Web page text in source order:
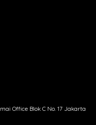
Office Blok C No. 17 Jakarta